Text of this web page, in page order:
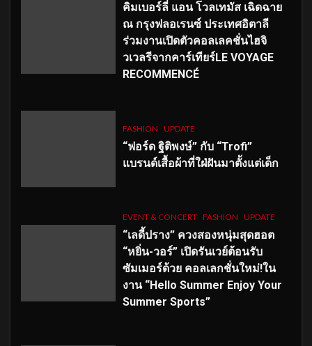
คิมเบอร์ลี่ แอน โวลเทมัส เฉิดฉาย
ณ กรุงฟลอเรนซ์ ประเทศอิตาลี
ร่วมงานเปิดตัวคอลเลคชั่นไฮจิ
วเวลรีจากคาร์เทียร์LE VOYAGE
RECOMMENCÉ
FASHION UPDATE
“ฟอร์ด ฐิติพงษ์” กับ “Trofi”
แบรนด์เสื้อผ้าที่ใฝ่ฝันมาตั้งแต่เด็ก
EVENT & CONCERT FASHION UPDATE
“เลดี้ปราง” ควงสองหนุ่มสุดฮอต
“หยิ่น-วอร์” เปิดรันเวย์ต้อนรับ
ซัมเมอร์ด้วย คอลเลกชั่นใหม่!ใน
งาน “Hello Summer Enjoy Your
Summer Sports”